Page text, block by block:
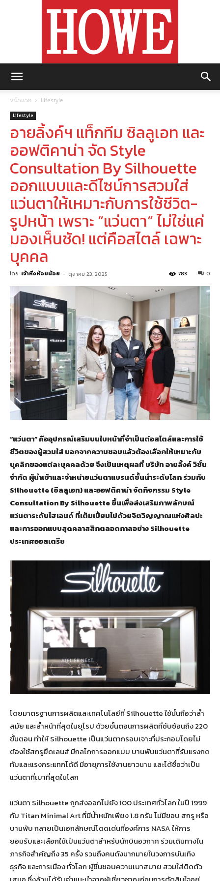
หน้าแรก Lifestyle
Lifestyle
อายลิ้งค์ฯ แท็กทีม ซิลลูเอท และ
ออฟติคาน่า จัด Style
Consultation By Silhouette
ออกแบบและดีไซน์การสวมใส่
แว่นตาให้เหมาะกับการใช้ชีวิต-
รูปหน้า เพราะ “แว่นตา” ไม่ใช่แค่
มองเห็นชัด! แต่คือสไตล์ เฉพาะ
บุคคล
โดย เจ้าหิ่งห้อยน้อย - ตุลาคม 23, 2025 0
783
“แว่นตา” คืออุปกรณ์เสริมบนใบหน้าที่จำเป็นต่อสไตล์และการใช้
ชีวิตของผู้สวมใส่ นอกจากความชอบแล้วต้องเลือกให้เหมาะกับ
บุคลิกของแต่ละบุคคลด้วย จึงเป็นเหตุผลที่ บริษัท อายลิ้งค์ วิชั่น
จำกัด ผู้นำเข้าและจำหน่ายแว่นตาแบรนด์ชั้นนำระดับโลก ร่วมกับ
Silhouette (ซิลลูเอท) และออฟติคาน่า จัดกิจกรรม Style
Consultation By Silhouette ขึ้นเพื่อส่งเสริมภาพลักษณ์
แว่นตาระดับไฮเอนด์ ที่เต็มเปี่ยมไปด้วยจิตวิญญาณแห่งศิลปะ
และการออกแบบสุดคลาสสิกตลอดกาลอย่าง Silhouette
ประเทศออสเตรีย
โดยมาตรฐานการผลิตและเทคโนโลยีที่ Silhouette ใช้นั้นถือว่าล้ำ
สมัย และล้ำหน้าที่สุดในยุโรป ด้วยขั้นตอนการผลิตที่ซับซ้อนถึง 220
ขั้นตอน ทำให้ Silhouette เป็นแว่นตากรอบเจาะที่ประกอบโดยไม่
ต้องใช้สกรูยึดเลนส์ มีกลไกการออกแบบ บานพับแว่นตาที่รับแรงกด
ทับและแรงกระแทกได้ดี มีอายุการใช้งานยาวนาน และได้ชื่อว่าเป็น
แว่นตาที่เบาที่สุดในโลก
แว่นตา Silhouette ถูกส่งออกไปยัง 100 ประเทศทั่วโลก ในปี 1999
กับ Titan Minimal Art ที่มีน้ำหนักเพียง 1.8 กรัม ไม่มีขอบ สกรู หรือ
บานพับ กลายเป็นเอกลักษณ์โดดเด่นที่องค์การ NASA ให้การ
ยอมรับและเลือกใช้เป็นแว่นตาสำหรับนักบินอวกาศ ร่วมเดินทางใน
ภารกิจสำคัญถึง 35 ครั้ง รวมถึงคนดังมากมายในวงการบันเทิง
ธุรกิจ และการเมือง ทั่วโลก ผู้ชื่นชอบความเบาสบาย สวมใส่ติดตัว